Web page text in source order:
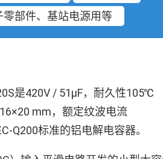
零部件、基站电源用等
是420V / 51µF，耐久性105℃
mm，额定纹波电流
Q200标准的铝电解电容器。